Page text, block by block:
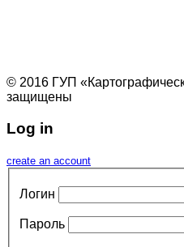
© 2016 ГУП
защищены
Log in
create an account
Логин
Пароль